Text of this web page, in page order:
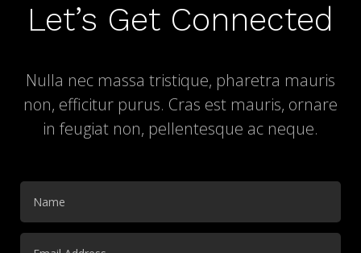
Let’s Get Connected
Nulla nec massa tristique, pharetra mauris
non, efficitur purus. Cras est mauris, ornare
in feugiat non, pellentesque ac neque.